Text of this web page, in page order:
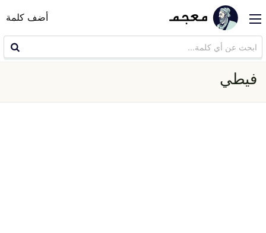
أضف كلمة
فيطي